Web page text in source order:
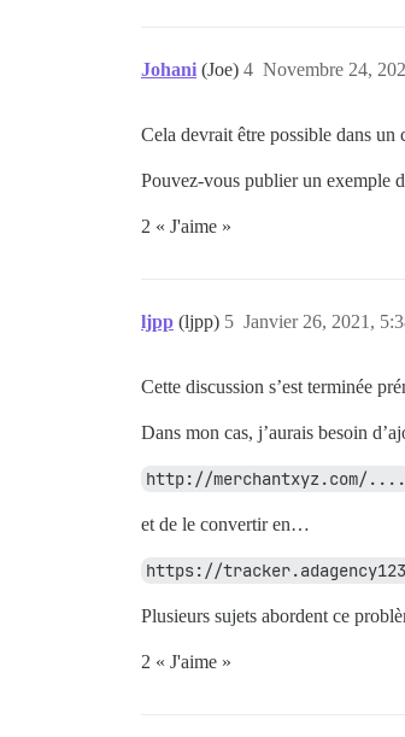
Johani (Joe) Novembre 24,
4
Cela devrait être possible dans un
Pouvez-vous publier un exemple
2 « J'aime »
ljpp (ljpp) Janvier 26, 2021,
5
Cette discussion s’est terminée
Dans mon cas, j’aurais besoin
http://merchantxyz.com/....
et de le convertir en…
https://
Plusieurs sujets abordent ce
2 « J'aime »